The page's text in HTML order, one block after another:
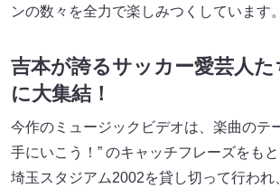
ンの数々を全力で楽しみつくしています。
吉本が誇るサッカー愛芸人
に大集結！
今作のミュージックビデオは、楽曲のテ
手にいこう！” のキャッチフレーズをも
埼玉スタジアム2002を貸し切って行われ